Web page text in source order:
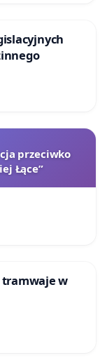
przeciwko
Łące”
w